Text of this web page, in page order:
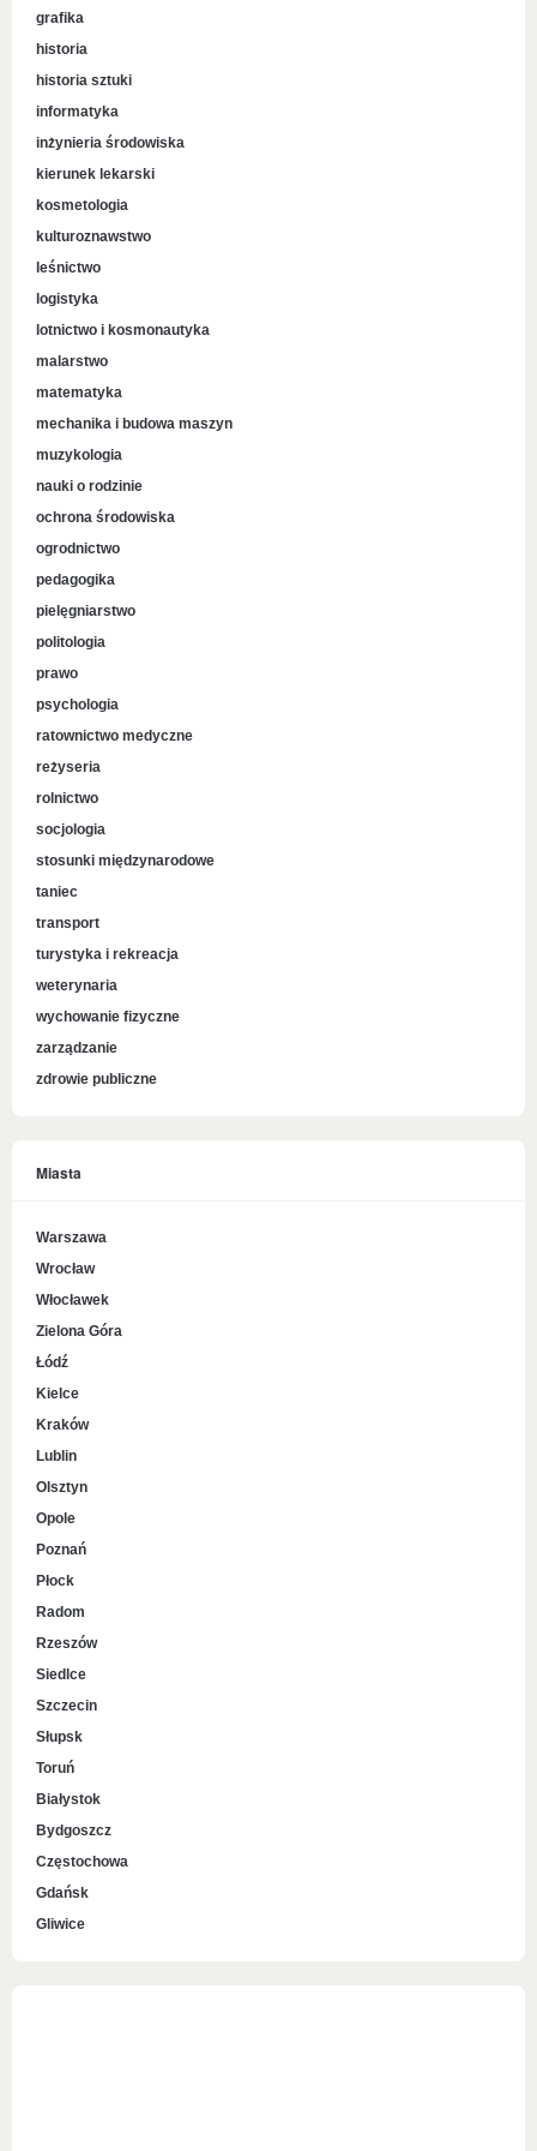
grafika
historia
historia sztuki
informatyka
inżynieria środowiska
kierunek lekarski
kosmetologia
kulturoznawstwo
leśnictwo
logistyka
lotnictwo i kosmonautyka
malarstwo
matematyka
mechanika i budowa maszyn
muzykologia
nauki o rodzinie
ochrona środowiska
ogrodnictwo
pedagogika
pielęgniarstwo
politologia
prawo
psychologia
ratownictwo medyczne
reżyseria
rolnictwo
socjologia
stosunki międzynarodowe
taniec
transport
turystyka i rekreacja
weterynaria
wychowanie fizyczne
zarządzanie
zdrowie publiczne
Miasta
Warszawa
Wrocław
Włocławek
Zielona Góra
Łódź
Kielce
Kraków
Lublin
Olsztyn
Opole
Poznań
Płock
Radom
Rzeszów
Siedlce
Szczecin
Słupsk
Toruń
Białystok
Bydgoszcz
Częstochowa
Gdańsk
Gliwice